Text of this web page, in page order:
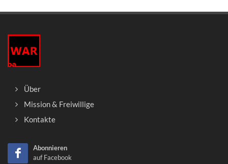
Über
Mission & Freiwillige
Kontakte
Abonnieren
auf Facebook